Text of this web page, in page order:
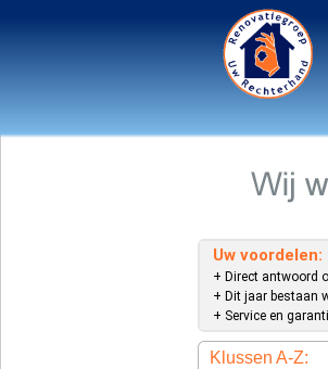
Uw voordelen:
+ Direct antwoord
+ Dit jaar bestaan
+ Service en
Klussen A-Z: